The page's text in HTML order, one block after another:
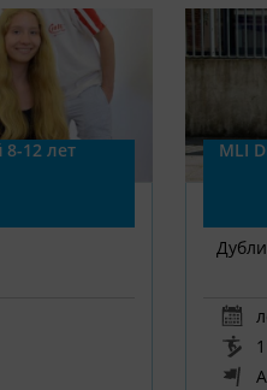
8-12 лет MLI